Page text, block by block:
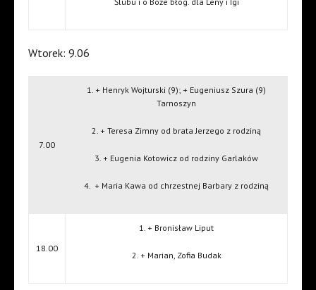
Wtorek: 9.06
7.00
1. + Henryk Wojturski (9); + Eugeniusz Szura (9)
Tarnoszyn
2. + Teresa Zimny od brata Jerzego z rodziną
3. + Eugenia Kotowicz od rodziny Garlaków
4. + Maria Kawa od chrzestnej Barbary z rodziną
18.00
1. + Bronisław Liput
2. + Marian, Zofia Budak